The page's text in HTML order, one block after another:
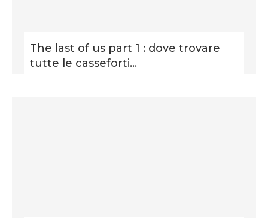
The last of us part 1 : dove trovare
tutte le casseforti...